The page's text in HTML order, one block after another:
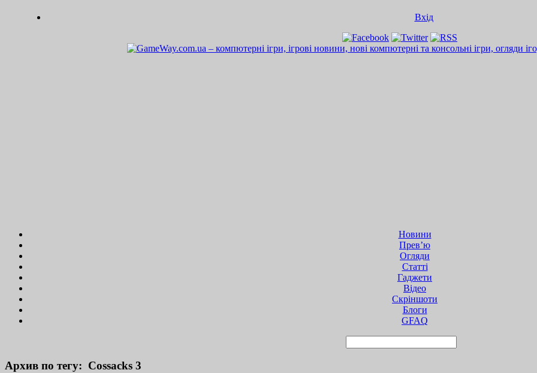
Вхід
Новини
Прев’ю
Огляди
Статті
Гаджети
Відео
Cкріншоти
Блоги
GFAQ
Архив по тегу: Cossacks 3